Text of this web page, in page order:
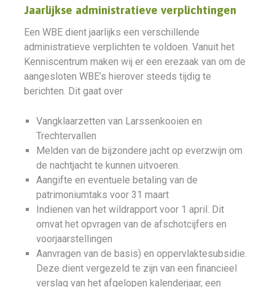
Jaarlijkse administratieve verplichtingen
Een WBE dient jaarlijks een verschillende
administratieve verplichten te voldoen. Vanuit het
Kenniscentrum maken wij er een erezaak van om de
aangesloten WBE’s hierover steeds tijdig te
berichten. Dit gaat over
Vangklaarzetten van Larssenkooien en
Trechtervallen
Melden van de bijzondere jacht op everzwijn om
de nachtjacht te kunnen uitvoeren.
Aangifte en eventuele betaling van de
patrimoniumtaks voor 31 maart
Indienen van het wildrapport voor 1 april. Dit
omvat het opvragen van de afschotcijfers en
voorjaarstellingen
Aanvragen van de basis) en oppervlaktesubsidie.
Deze dient vergezeld te zijn van een financieel
verslag van het afgelopen kalenderjaar, een